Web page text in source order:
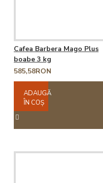
Cafea Barbera Mago Plus
boabe 3 kg
585,58RON
ADAUGĂ
ÎN COŞ